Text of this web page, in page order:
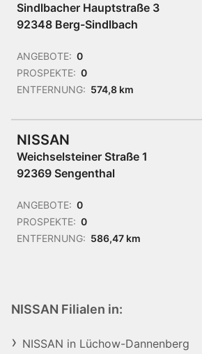
Sindlbacher Hauptstraße 3
92348 Berg-Sindlbach
ANGEBOTE: 0
PROSPEKTE: 0
ENTFERNUNG: 574,8 km
NISSAN
Weichselsteiner Straße 1
92369 Sengenthal
ANGEBOTE: 0
PROSPEKTE: 0
ENTFERNUNG: 586,47 km
NISSAN Filialen in:
NISSAN in Lüchow-Dannenberg